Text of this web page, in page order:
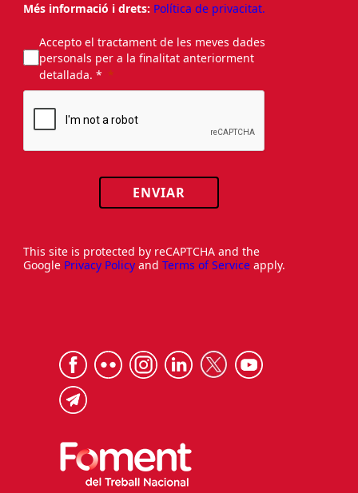
Més informació i drets: Política de privacitat.
Accepto el tractament de les meves dades
personals per a la finalitat anteriorment
detallada. *
ENVIAR
This site is protected by reCAPTCHA and the
Google Privacy Policy and Terms of Service apply.